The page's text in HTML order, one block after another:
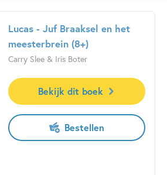
en zijn nichtje Connie een
ontdekken, zien ze echter geen
diep in een
– kunnen ze ooit weer
Lucas - Juf Braaksel en het
meesterbrein (8+)
Carry Slee & Iris Boter
Bekijk dit boek
Bestellen